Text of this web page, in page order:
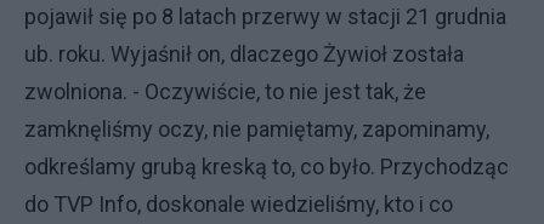
pojawił się po 8 latach przerwy w stacji 21 grudnia
ub. roku. Wyjaśnił on, dlaczego Żywioł została
zwolniona. - Oczywiście, to nie jest tak, że
zamknęliśmy oczy, nie pamiętamy, zapominamy,
odkreślamy grubą kreską to, co było. Przychodząc
do TVP Info, doskonale wiedzieliśmy, kto i co